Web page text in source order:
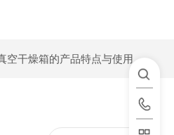
干燥箱的产品特点与使用办法